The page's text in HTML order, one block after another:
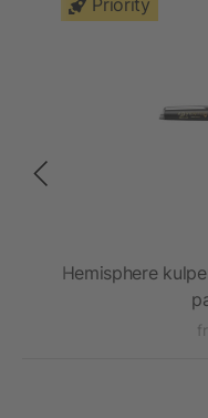
Priority
Hemisphere